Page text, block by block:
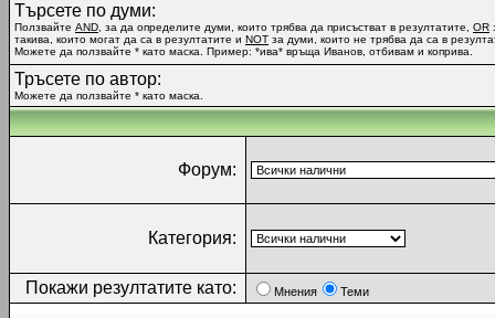
Търсете по думи:
Ползвайте AND , за да определите думи, които трябва да присъстват в резултатите, OR
такива, които могат да са в резултатите и NOT за думи, които не трябва да са в
Можете да ползвайте * като маска. Пример: *ива* връща Иванов, отбивам и коприва.
Тръсете по автор:
Можете да ползвайте * като маска.
Форум:
Категория:
Покажи резултатите като: Мнения Теми